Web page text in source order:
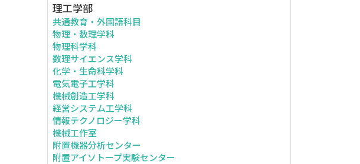
理工学部
共通教育・外国語科目
物理・数理学科
物理科学科
数理サイエンス学科
化学・生命科学科
電気電子工学科
機械創造工学科
経営システム工学科
情報テクノロジー学科
機械工作室
附置機器分析センター
附置アイソトープ実験センター